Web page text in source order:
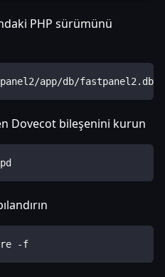
PHP sürümünü
app/db/fastpanel2.db
Dovecot bileşenini kurun
-f